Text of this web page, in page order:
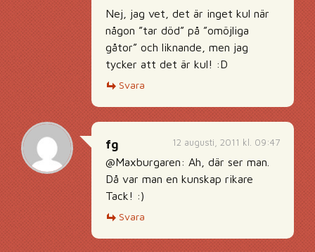
Nej, jag vet, det är inget kul när
någon ”tar död” på ”omöjliga
gåtor” och liknande, men jag
tycker att det är kul! :D
Svara
12 augusti, 2011 kl. 09:47
fg
@Maxburgaren: Ah, där ser man.
Då var man en kunskap rikare
Tack! :)
Svara